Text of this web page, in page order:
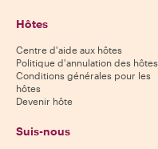
Hôtes
Centre d'aide aux hôtes
Politique d'annulation des hôtes
Conditions générales pour les
hôtes
Devenir hôte
Suis-nous